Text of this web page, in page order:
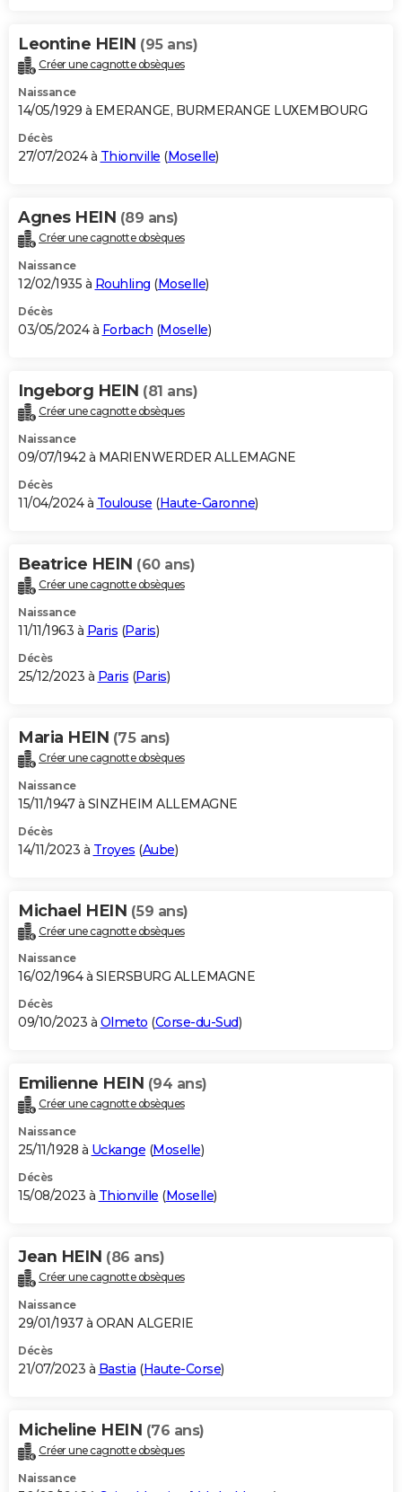
Leontine HEIN (95 ans)
Créer une cagnotte obsèques
Naissance
14/05/1929 à EMERANGE, BURMERANGE LUXEMBOURG
Décès
27/07/2024 à Thionville (Moselle)
Agnes HEIN (89 ans)
Créer une cagnotte obsèques
Naissance
12/02/1935 à Rouhling (Moselle)
Décès
03/05/2024 à Forbach (Moselle)
Ingeborg HEIN (81 ans)
Créer une cagnotte obsèques
Naissance
09/07/1942 à MARIENWERDER ALLEMAGNE
Décès
11/04/2024 à Toulouse (Haute-Garonne)
Beatrice HEIN (60 ans)
Créer une cagnotte obsèques
Naissance
11/11/1963 à Paris (Paris)
Décès
25/12/2023 à Paris (Paris)
Maria HEIN (75 ans)
Créer une cagnotte obsèques
Naissance
15/11/1947 à SINZHEIM ALLEMAGNE
Décès
14/11/2023 à Troyes (Aube)
Michael HEIN (59 ans)
Créer une cagnotte obsèques
Naissance
16/02/1964 à SIERSBURG ALLEMAGNE
Décès
09/10/2023 à Olmeto (Corse-du-Sud)
Emilienne HEIN (94 ans)
Créer une cagnotte obsèques
Naissance
25/11/1928 à Uckange (Moselle)
Décès
15/08/2023 à Thionville (Moselle)
Jean HEIN (86 ans)
Créer une cagnotte obsèques
Naissance
29/01/1937 à ORAN ALGERIE
Décès
21/07/2023 à Bastia (Haute-Corse)
Micheline HEIN (76 ans)
Créer une cagnotte obsèques
Naissance